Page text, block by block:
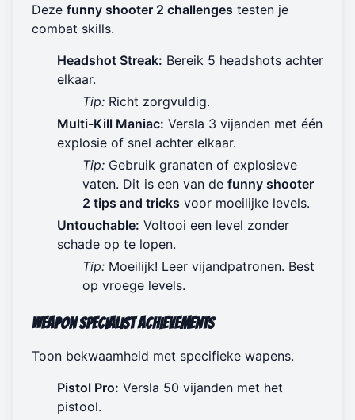
Deze funny shooter 2 challenges testen je
combat skills.
Headshot Streak: Bereik 5 headshots achter
elkaar.
Tip: Richt zorgvuldig.
Multi-Kill Maniac: Versla 3 vijanden met één
explosie of snel achter elkaar.
Tip: Gebruik granaten of explosieve
vaten. Dit is een van de funny shooter
2 tips and tricks voor moeilijke levels.
Untouchable: Voltooi een level zonder
schade op te lopen.
Tip: Moeilijk! Leer vijandpatronen. Best
op vroege levels.
Weapon Specialist Achievements
Toon bekwaamheid met specifieke wapens.
Pistol Pro: Versla 50 vijanden met het
pistool.